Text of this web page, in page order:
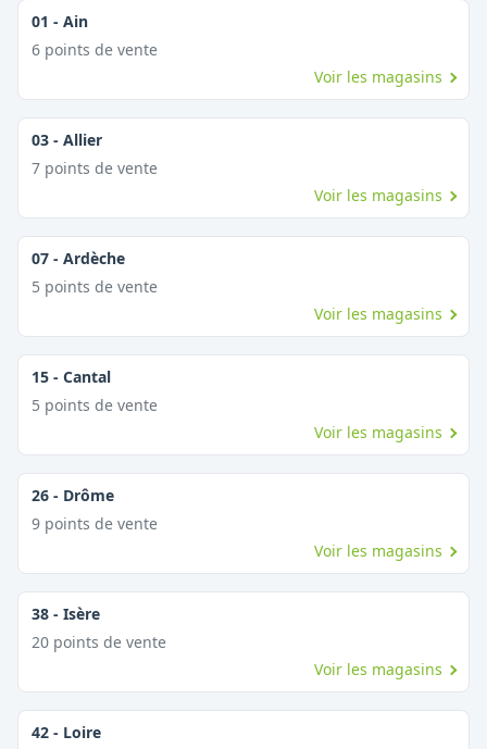
01 - Ain
6 points de vente
Voir les magasins
03 - Allier
7 points de vente
Voir les magasins
07 - Ardèche
5 points de vente
Voir les magasins
15 - Cantal
5 points de vente
Voir les magasins
26 - Drôme
9 points de vente
Voir les magasins
38 - Isère
20 points de vente
Voir les magasins
42 - Loire